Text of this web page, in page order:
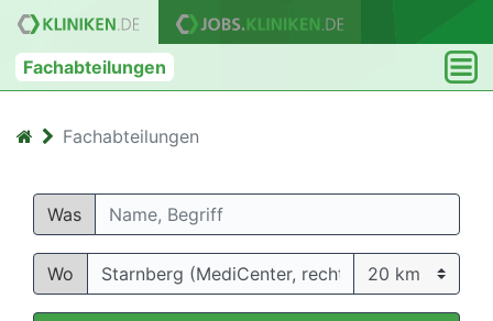
Fachabteilungen
Fachabteilungen
Was
Wo